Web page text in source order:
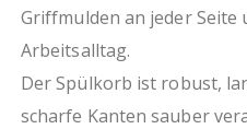
Griffmulden an jeder Seite
Arbeitsalltag.
Der Spülkorb ist robust,
scharfe Kanten sauber